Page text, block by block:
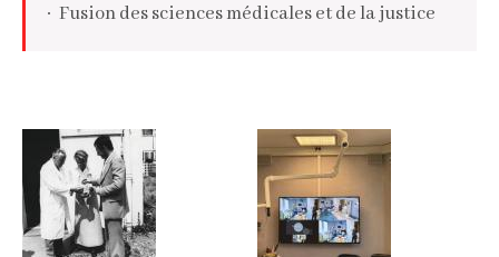
Fusion des sciences médicales et de la justice